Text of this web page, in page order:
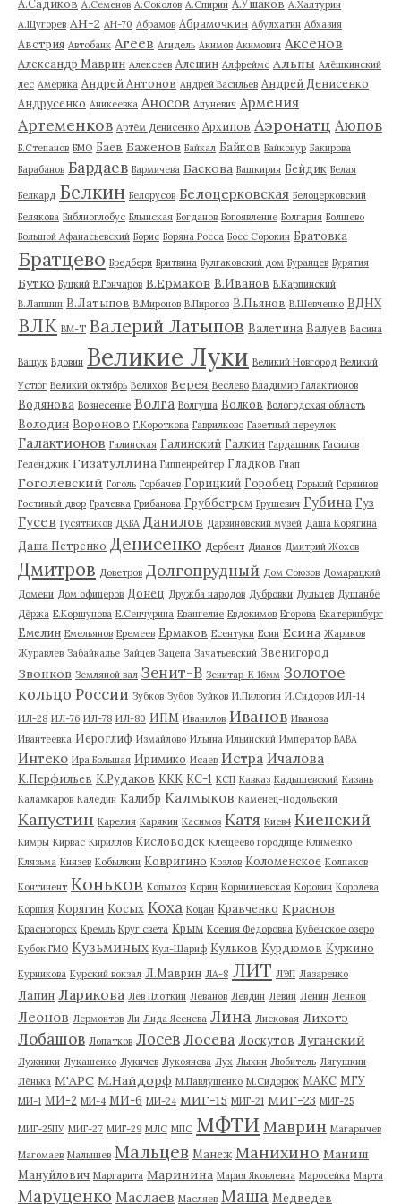
А.Садиков А.Семенов А.Соколов А.Спирин А.Ушаков А.Халтурин
А.Щугорев АН-2 АН-70 Абрамов Абрамочкин Абулхатин Абхазия
Австрия Автобанк Агеев Агидель Акимов Акимович Аксенов
Александр Маврин Алексеев Алешин Алфреймс Альпы Алёшкинский
лес Америка Андрей Антонов Андрей Васильев Андрей Денисенко
Андрусенко Аникеевка Аносов Апуневич Армения
Артеменков Артём Денисенко Архипов Аэронатц Аюпов
Б.Степанов БМО Баев Баженов Байкал Байков Байконур Бакирова
Барабанов Бардаев Бармичева Баскова Башкирия Бейдик Белая
Белкард Белкин Белорусов Белоцерковская Белоцерковский
Белякова Библиоглобус Блынская Богданов Богоявление Болгария Болшево
Большой Афанасьевский Борис Боряна Росса Босс Сорокин Братовка
Братцево Бредбери Бритвина Булгаковский дом Буранцев Бурятия
Бутко Буцкий В.Гончаров В.Ермаков В.Иванов В.Карпинский
В.Лапшин В.Латыпов В.Миронов В.Пирогов В.Пьянов В.Шевченко ВДНХ
ВЛК ВМ-Т Валерий Латыпов Валетина Валуев Васина
Ващук Вдовин Великие Луки Великий Новгород Великий
Устюг Великий октябрь Велихов Верея Веслево Владимир Галактионов
Водянова Вознесение Волга Волгуша Волков Вологодская область
Володин Вороново Г.Короткова Гаврилково Газетный переулок
Галактионов Галинская Галинский Галкин Гардашник Гасилов
Геленджик Гизатуллина Гиппенрейтер Гладков Гнап
Гоголевский Гоголь Горбачев Горицкий Горобец Горький Горяинов
Гостиный двор Грачевка Грибанова Груббстрем Грушевич Губина Гуз
Гусев Гусятников ДКБА Данилов Дарвиновский музей Даша Корягина
Даша Петренко Денисенко Дербент Дианов Дмитрий Жохов
Дмитров Доветров Долгопрудный Дом Союзов Домарацкий
Домени Дом офицеров Донец Дружба народов Дубровки Дульцев Душанбе
Дёржа Е.Коршунова Е.Сенчурина Евангелие Евдокимов Егорова Екатеринбург
Емелин Емельянов Еремеев Ермаков Есентуки Есин Есина Жариков
Журавлев Забайкалье Зайцев Зацепа Зачатьевский Звенигород
Звонков Земляной вал Зенит-В Зенитар-К 16мм Золотое
кольцо России Зубков Зубов Зуйков И.Пилюгин И.Сидоров ИЛ-14
ИЛ-28 ИЛ-76 ИЛ-78 ИЛ-80 ИПМ Иванилов Иванов Иванова
Ивантеевка Иероглиф Измайлово Ильина Ильинский Император ВАВА
Интеко Ира Большая Иримико Исаев Истра Ичалова
К.Перфильев К.Рудаков ККК КС-1 КСП Кавказ Кадышевский Казань
Каламкаров Каледин Калибр Калмыков Каменец-Подольский
Капустин Карелия Карякин Касимов Катя Киев4 Киенский
Кимры Кирвас Кириллов Кисловодск Клещеево городище Клименко
Клязьма Князев Кобылкин Ковригино Козлов Коломенское Колпаков
Континент Коньков Копылов Корин Корнилиевская Коровин Королева
Коршия Корягин Косых Коха Коцан Кравченко Краснов
Красногорск Кремль Круг света Крым Ксения Федоровна Кубенское озеро
Кубок ГМО Кузьминых Кул-Шариф Кульков Курдюмов Куркино
Курникова Курский вокзал Л.Маврин ЛА-8 ЛИТ ЛЭП Лазаренко
Лапин Ларикова Лев Плоткин Леванов Левдин Левин Ленин Леннон
Леонов Лермонтов Ли Лида Ясенева Лина Лисковая Лихотэ
Лобашов Лопатков Лосев Лосева Лоскутов Луганский
Лужники Лукашенко Лукичев Лукоянова Лух Лыхин Любитель Лягушкин
Лёнька М'АРС М.Найдорф М.Павлушенко М.Сидорюк МАКС МГУ
МИ-1 МИ-2 МИ-4 МИ-6 МИ-24 МИГ-15 МИГ-21 МИГ-23 МИГ-25
МИГ-25ПУ МИГ-27 МИГ-29 МЛС МПС МФТИ Маврин Магарычев
Магомаев Малышев Мальцев Манеж Манихино Маниш
Мануйлович Маргарита Маринина Мария Яковлевна Маросейка Марта
Маруценко Маслаев Масляев Маша Медведев